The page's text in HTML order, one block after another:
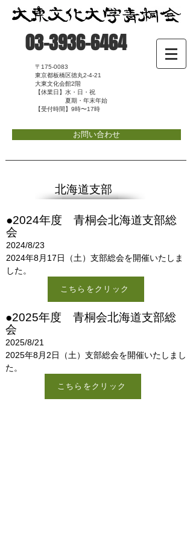
03-3936-6464
〒175-0083
東京都板橋区徳丸2-4-21
大東文化会館2階
【休業日】水・日・祝
夏期・年末年始
【受付時間】9時〜17時
お問い合わせ
​北海道支部
​●2024年度 青桐会北海道支部総
会
2024/8/23
​2024年8月17日（土）支部総会を開催いたしま
した。
こちらをクリック
​●2025年度 青桐会北海道支部総
会
2025/8/21
​2025年8月2日（土）支部総会を開催いたしまし
た。
こちらをクリック